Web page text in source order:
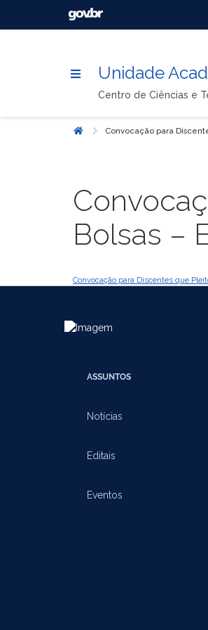
Unidade
Centro de Ciências e
Início Convocação para
Bolsas –
Convocação para Discentes que
ASSUNTOS
Notícias
Editais
Eventos